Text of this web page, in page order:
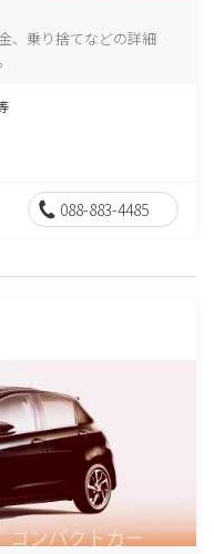
、乗り捨てなどの詳細
088-883-4485